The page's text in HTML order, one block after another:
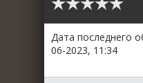
Дата последнего
06-2023, 11:34